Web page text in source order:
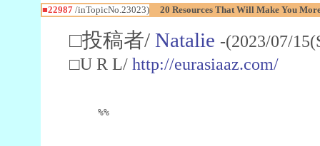
■22987/inTopicNo.23023) 20 Resources That Will Make You
□投稿者/ Natalie -(2023/07/
□U R L/ http://eurasiaaz.com/
%%